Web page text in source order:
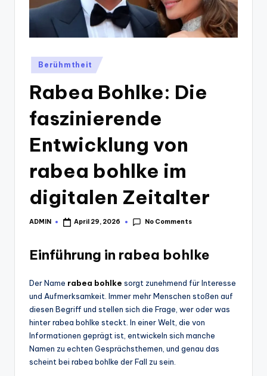
Posted
in
Berühmtheit
Rabea Bohlke: Die
faszinierende
Entwicklung von
rabea bohlke im
digitalen Zeitalter
Posted
ADMIN April 29, 2026 No Comments
Einführung in rabea bohlke
Der Name rabea bohlke sorgt zunehmend für Interesse
und Aufmerksamkeit. Immer mehr Menschen stoßen auf
diesen Begriff und stellen sich die Frage, wer oder was
hinter rabea bohlke steckt. In einer Welt, die von
Informationen geprägt ist, entwickeln sich manche
Namen zu echten Gesprächsthemen, und genau das
scheint bei rabea bohlke der Fall zu sein.